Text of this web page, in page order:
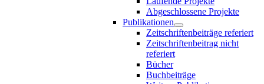
Abgeschlossene Projekte
Publikationen
Zeitschriftenbeiträge referiert
Zeitschriftenbeitrag nicht
referiert
Bücher
Buchbeiträge